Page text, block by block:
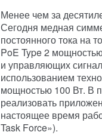
Менее чем за
Сегодня медная
постоянного тока на
PoE Type 2
и управляющих
использованием
мощностью 100 Вт. В
реализовать
настоящее время
Task Force»).